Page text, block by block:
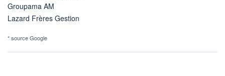
Groupama AM
Lazard Frères Gestion
* source Google